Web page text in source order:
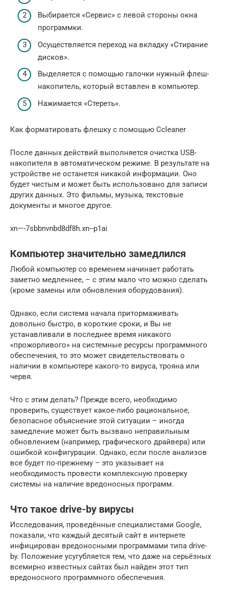
Выбирается «Сервис» с левой стороны окна
программки.
Осуществляется переход на вкладку «Стирание
дисков».
Выделяется с помощью галочки нужный флеш-
накопитель, который вставлен в компьютер.
Нажимается «Стереть».
Как форматировать флешку с помощью Ccleaner
После данных действий выполняется очистка USB-
накопителя в автоматическом режиме. В результате на
устройстве не останется никакой информации. Оно
будет чистым и может быть использовано для записи
других данных. Это фильмы, музыка, текстовые
документы и многое другое.
xn—-7sbbnvnbd8df8h.xn--p1ai
Компьютер значительно замедлился
Любой компьютер со временем начинает работать
заметно медленнее, – с этим мало что можно сделать
(кроме замены или обновления оборудования).
Однако, если система начала притормаживать
довольно быстро, в короткие сроки, и Вы не
устанавливали в последнее время никакого
«прожорливого» на системные ресурсы программного
обеспечения, то это может свидетельствовать о
наличии в компьютере какого-то вируса, трояна или
червя.
Что с этим делать? Прежде всего, необходимо
проверить, существует какое-либо рациональное,
безопасное объяснение этой ситуации – иногда
замедление может быть вызвано неправильным
обновлением (например, графического драйвера) или
ошибкой конфигурации. Однако, если после анализов
все будет по-прежнему – это указывает на
необходимость провести комплексную проверку
системы на наличие вредоносных программ.
Что такое drive-by вирусы
Исследования, проведённые специалистами Google,
показали, что каждый десятый сайт в интернете
инфицирован вредоносными программами типа drive-
by. Положение усугубляется тем, что даже на серьёзных
всемирно известных сайтах был найден этот тип
вредоносного программного обеспечения.